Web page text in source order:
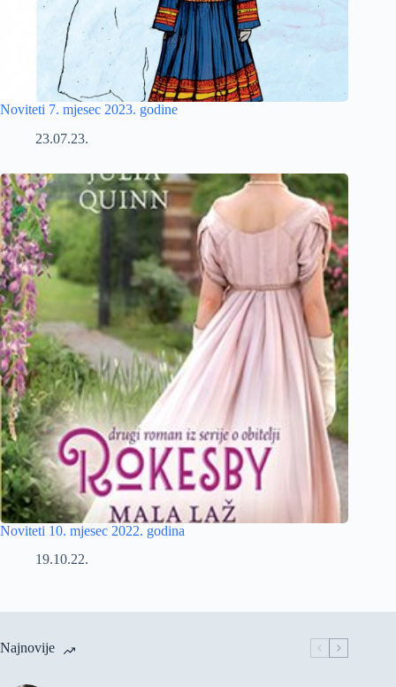
Noviteti 7. mjesec 2023. godine
23.07.23.
Noviteti 10. mjesec 2022. godina
19.10.22.
Najnovije